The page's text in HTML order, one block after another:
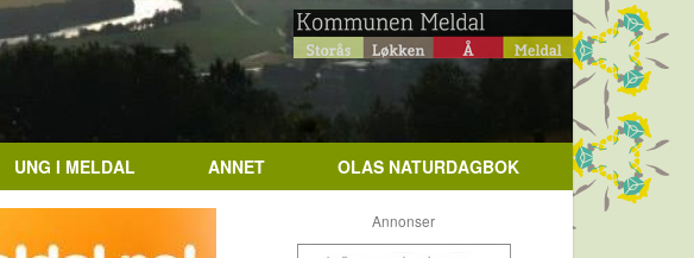
UNG I MELDAL ANNET OLAS NATURDAGBOK
Annonser